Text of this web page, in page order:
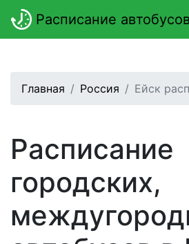
Расписание автобусов
Главная Россия Ейск
Расписание
городских,